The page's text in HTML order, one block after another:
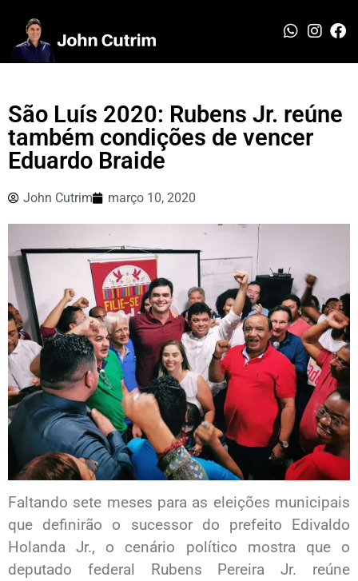
São Luís 2020: Rubens Jr. reúne
também condições de vencer
Eduardo Braide
John Cutrim março 10, 2020
Faltando sete meses para as eleições municipais
que definirão o sucessor do prefeito Edivaldo
Holanda Jr., o cenário político mostra que o
deputado federal Rubens Pereira Jr. reúne